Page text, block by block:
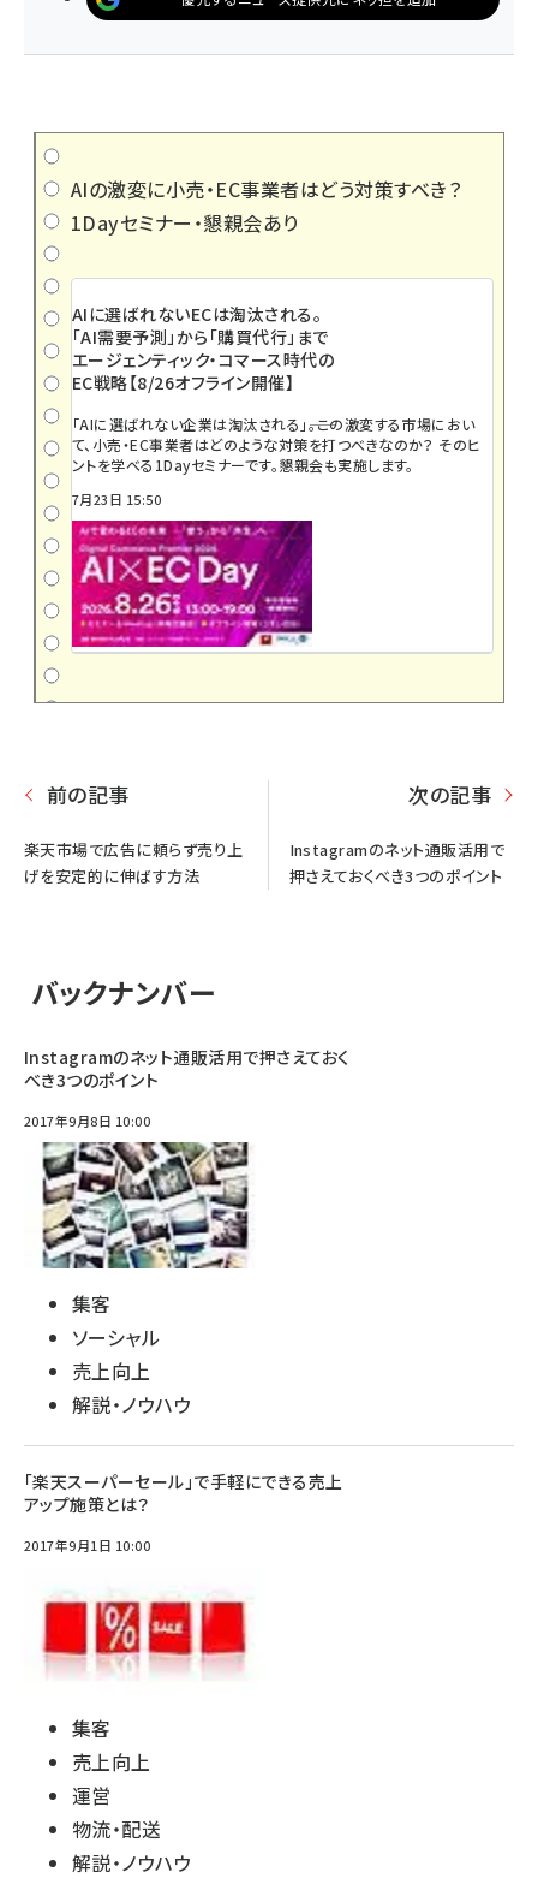
AIの激変に小売・EC事業者はどう対策すべき？
1Dayセミナー・懇親会あり
AIに選ばれないECは淘汰される。
「AI需要予測」から「購買代行」まで
エージェンティック・コマース時代の
EC戦略【8/26オフライン開催】
「AIに選ばれない企業は淘汰される」――。この激変する市場におい
て、小売・EC事業者はどのような対策を打つべきなのか？ そのヒ
ントを学べる1Dayセミナーです。懇親会も実施します。
7月23日 15:50
前の記事
楽天市場で広告に頼らず売り上
げを安定的に伸ばす方法
次の記事
Instagramのネット通販活用で
押さえておくべき3つのポイント
バックナンバー
Instagramのネット通販活用で押さえておく
べき3つのポイント
2017年9月8日 10:00
集客
ソーシャル
売上向上
解説・ノウハウ
「楽天スーパーセール」で手軽にできる売上
アップ施策とは？
2017年9月1日 10:00
集客
売上向上
運営
物流・配送
解説・ノウハウ